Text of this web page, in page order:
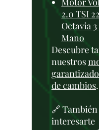
2.0 TSI
Octavia
Mano
Descubre
nuestros
de cambios.
🔗
interesarte